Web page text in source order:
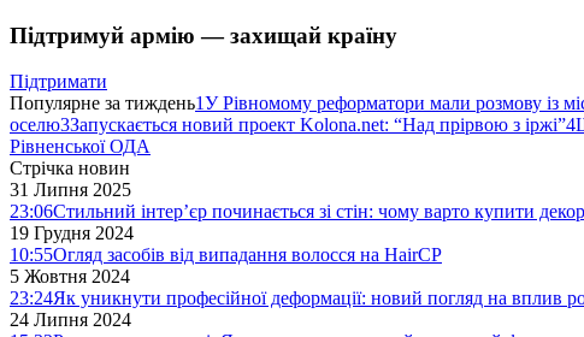
Підтримуй армію — захищай країну
Підтримати
Популярне за тиждень1У Рівномому реформатори мали розмову
оселю3Запускається новий проект Kolona.net: “Над прірвою з іржі”4
Рівненської ОДА
Стрічка новин
31 Липня 2025
23:06Стильний інтер’єр починається зі стін: чому варто купити
19 Грудня 2024
10:55Огляд засобів від випадання волосся на HairCP
5 Жовтня 2024
23:24Як уникнути професійної деформації: новий погляд на вплив
24 Липня 2024